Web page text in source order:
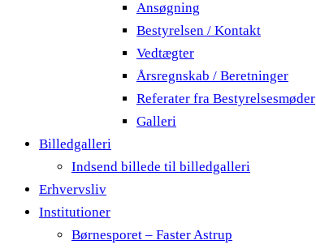
Ansøgning
Bestyrelsen / Kontakt
Vedtægter
Årsregnskab / Beretninger
Referater fra Bestyrelsesmøder
Galleri
Billedgalleri
Indsend billede til billedgalleri
Erhvervsliv
Institutioner
Børnesporet – Faster Astrup